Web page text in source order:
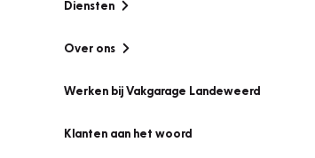
Diensten
Over ons
Werken bij Vakgarage Landeweerd
Klanten aan het woord